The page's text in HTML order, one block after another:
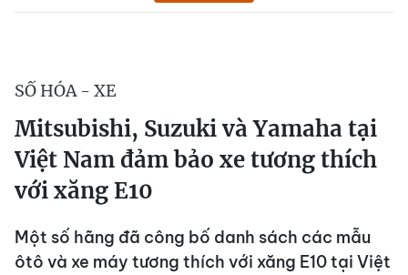
SỐ HÓA - XE
Mitsubishi, Suzuki và Yamaha tại
Việt Nam đảm bảo xe tương thích
với xăng E10
Một số hãng đã công bố danh sách các mẫu
ôtô và xe máy tương thích với xăng E10 tại Việt